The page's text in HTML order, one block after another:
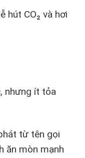
hút CO₂ và hơi
nhưng ít tỏa
từ tên gọi
ăn mòn mạnh